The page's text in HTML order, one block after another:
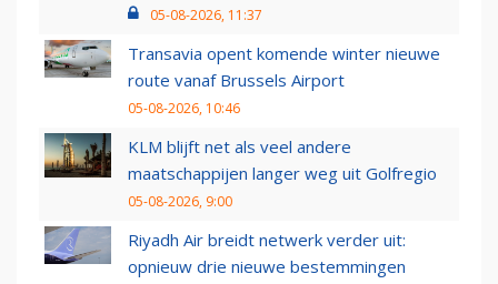
05-08-2026, 11:37
Transavia opent komende winter nieuwe
route vanaf Brussels Airport
05-08-2026, 10:46
KLM blijft net als veel andere
maatschappijen langer weg uit Golfregio
05-08-2026, 9:00
Riyadh Air breidt netwerk verder uit:
opnieuw drie nieuwe bestemmingen